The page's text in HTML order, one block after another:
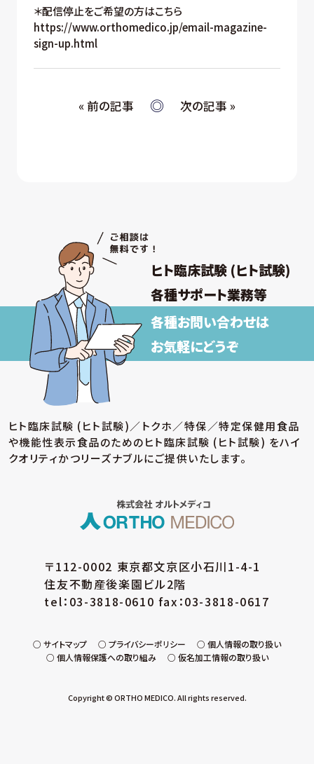
＊配信停止をご希望の方はこちら
https://www.orthomedico.jp/email-magazine-
sign-up.html
« 前の記事 次の記事 »
ヒト臨床試験 (ヒト試験)
各種サポート業務等
各種お問い合わせは
お気軽にどうぞ
ヒト臨床試験 (ヒト試験)／トクホ／特保／特定保健用食品
や機能性表示食品のためのヒト臨床試験 (ヒト試験) をハイ
クオリティかつリーズナブルにご提供いたします。
〒112-0002 東京都文京区小石川1-4-1
住友不動産後楽園ビル2階
tel：03-3818-0610 fax：03-3818-0617
サイトマップ プライバシーポリシー
個人情報の取り扱い
個人情報保護への取り組み
仮名加工情報の取り扱い
Copyright © ORTHO MEDICO. All rights reserved.